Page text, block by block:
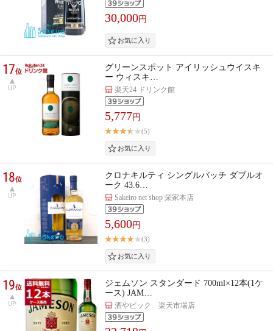
30,000円
17位
UP
グリーンスポット アイリッシュウイスキ
ー ウィスキ…
楽天24 ドリンク館
5,777円
(5)
18位
UP
クロナキルティ シングルバッチ ダブルオ
ーク 43.6…
Sakeiro net shop 栄家本店
5,600円
(3)
19位
UP
ジェムソン スタンダード 700ml×12本(1ケ
ース) JAM…
酒やビック 楽天市場店